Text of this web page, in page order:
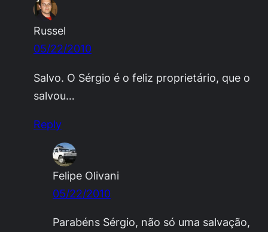
Russel
05/22/2010
Salvo. O Sérgio é o feliz proprietário, que o
salvou…
Reply
Felipe Olivani
05/22/2010
Parabéns Sérgio, não só uma salvação,